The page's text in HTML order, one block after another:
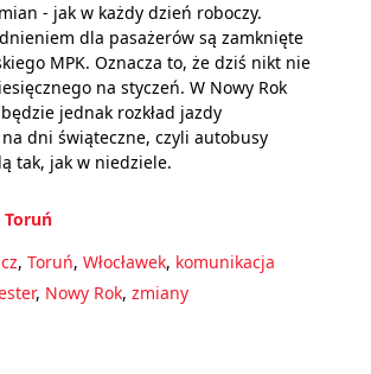
- jak w każdy dzień roboczy.
dla pasażerów są zamknięte
MPK. Oznacza to, że dziś nikt nie
na styczeń. W Nowy Rok
jednak rozkład jazdy
dni świąteczne, czyli autobusy
tak, jak w niedziele.
Toruń
, Toruń, Włocławek, komunikacja
, Nowy Rok, zmiany